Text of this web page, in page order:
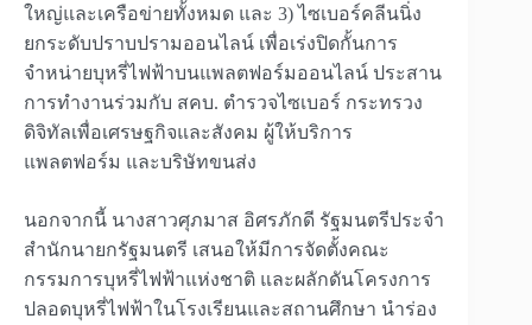
ใหญ่และเครือข่ายทั้งหมด และ 3) ไซเบอร์คลีนนิ่ง
ยกระดับปราบปรามออนไลน์ เพื่อเร่งปิดกั้นการ
จำหน่ายบุหรี่ไฟฟ้าบนแพลตฟอร์มออนไลน์ ประสาน
การทำงานร่วมกับ สคบ. ตำรวจไซเบอร์ กระทรวง
ดิจิทัลเพื่อเศรษฐกิจและสังคม ผู้ให้บริการ
แพลตฟอร์ม และบริษัทขนส่ง
นอกจากนี้ นางสาวศุภมาส อิศรภักดี รัฐมนตรีประจำ
สำนักนายกรัฐมนตรี เสนอให้มีการจัดตั้งคณะ
กรรมการบุหรี่ไฟฟ้าแห่งชาติ และผลักดันโครงการ
ปลอดบุหรี่ไฟฟ้าในโรงเรียนและสถานศึกษา นำร่อง